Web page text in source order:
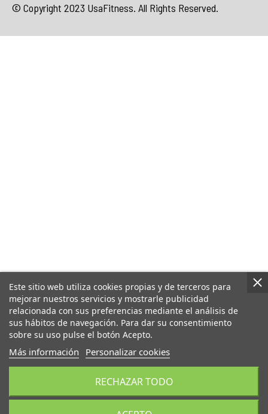
Este sitio web utiliza cookies propias y de terceros para
mejorar nuestros servicios y mostrarle publicidad
relacionada con sus preferencias mediante el análisis de
sus hábitos de navegación. Para dar su consentimiento
sobre su uso pulse el botón Acepto.
Más información Personalizar cookies
RECHAZAR TODO
© Copyright 2023 UsaFitness. All Rights Reserved.